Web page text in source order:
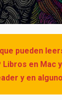
pueden
en
y en